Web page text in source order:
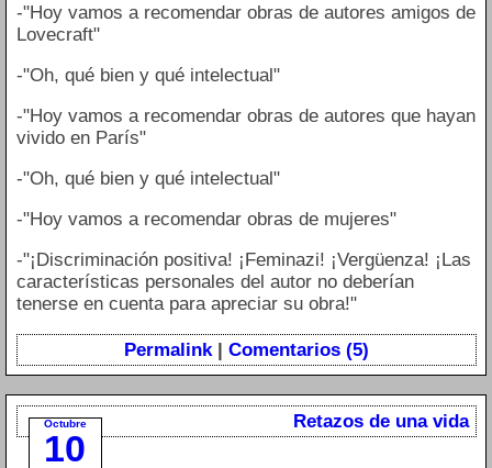
-"Hoy vamos a recomendar obras de autores amigos de
Lovecraft"
-"Oh, qué bien y qué intelectual"
-"Hoy vamos a recomendar obras de autores que hayan
vivido en París"
-"Oh, qué bien y qué intelectual"
-"Hoy vamos a recomendar obras de mujeres"
-"¡Discriminación positiva! ¡Feminazi! ¡Vergüenza! ¡Las
características personales del autor no deberían
tenerse en cuenta para apreciar su obra!"
Permalink| Comentarios (5)
Octubre
10
Retazos de una vida